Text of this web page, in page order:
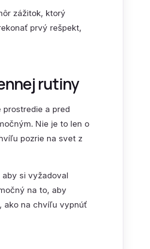
zážitok, ktorý
prvý rešpekt,
rutiny
prostredie a pred
Nie je to len o
pozrie na svet z
si vyžadoval
na to, aby
ako na chvíľu vypnúť